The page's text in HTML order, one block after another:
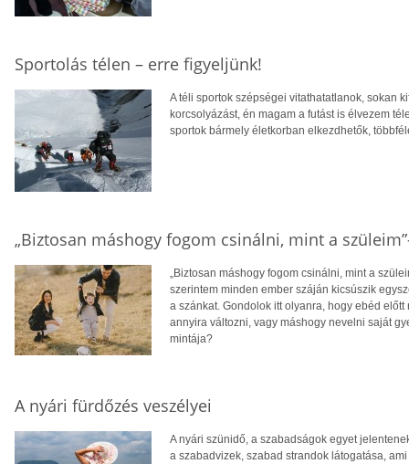
Sportolás télen – erre figyeljünk!
A téli sportok szépségei vitathatatlanok, sokan
korcsolyázást, én magam a futást is élvezem
sportok bármely életkorban elkezdhetők,
„Biztosan máshogy fogom csinálni, mint a
„Biztosan máshogy fogom csinálni, mint a
szerintem minden ember száján kicsúszik
a szánkat. Gondolok itt olyanra, hogy ebéd
annyira változni, vagy máshogy nevelni saját
mintája?
A nyári fürdőzés veszélyei
A nyári szünidő, a szabadságok egyet
a szabadvizek, szabad strandok látogatása,